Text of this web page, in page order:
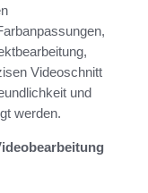
Videoschnitt
und
werden.